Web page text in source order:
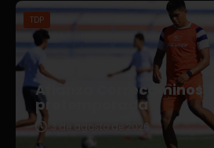
TDP
Afianza Correcaminos
pretemporada
3 de agosto de 2026